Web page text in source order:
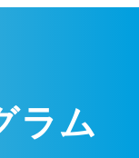
ラム